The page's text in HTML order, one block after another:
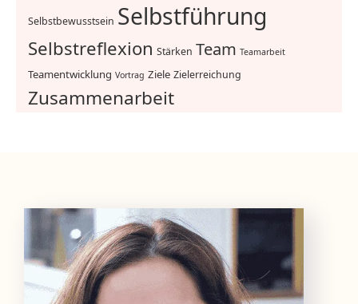
Selbstbewusstsein Selbstführung
Selbstreflexion Stärken Team Teamarbeit
Teamentwicklung Vortrag Ziele Zielerreichung
Zusammenarbeit